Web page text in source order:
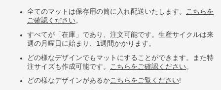
全てのマットは保存用の筒に入れ配送いたします。 こちらを
ご確認ください。
すべてが「在庫」であり、注文可能です。生産サイクルは来
週の月曜日に始まり、1週間かかります。
どの様なデザインでもマットにすることができます。また特
注サイズも作成可能です。
こちらをご確認ください。
どの様なデザインがあるかこちらをご覧ください!